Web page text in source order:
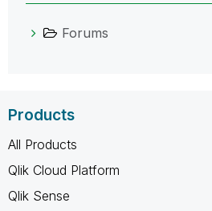
Forums
Products
All Products
Qlik Cloud Platform
Qlik Sense